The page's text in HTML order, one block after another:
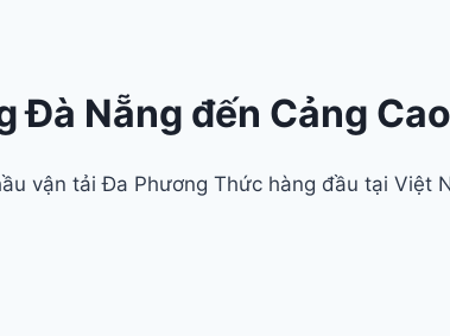
Nẵng đến Cảng
vận tải Đa Phương Thức hàng đầu tại Việt